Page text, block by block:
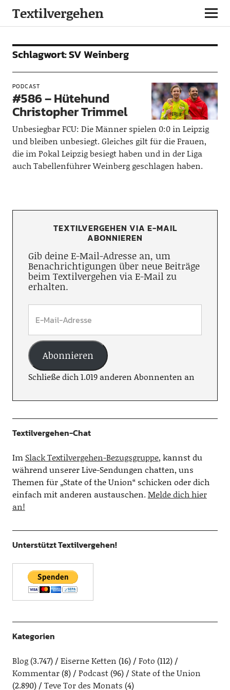
Textilvergehen
Schlagwort:SV Weinberg
PODCAST
#586 – Hütehund
Christopher Trimmel
Unbesiegbar FCU: Die Männer spielen 0:0 in Leipzig
und bleiben unbesiegt. Gleiches gilt für die Frauen,
die im Pokal Leipzig besiegt haben und in der Liga
auch Tabellenführer Weinberg geschlagen haben.
TEXTILVERGEHEN VIA E-MAIL
ABONNIEREN
Gib deine E-Mail-Adresse an, um
Benachrichtigungen über neue Beiträge
beim Textilvergehen via E-Mail zu
erhalten.
Abonnieren
Schließe dich 1.019 anderen Abonnenten an
Textilvergehen-Chat
Im Slack Textilvergehen-Bezugsgruppe, kannst du
während unserer Live-Sendungen chatten, uns
Themen für „State of the Union“ schicken oder dich
einfach mit anderen austauschen.Melde dich hier
an!
Unterstützt Textilvergehen!
Kategorien
Blog(3.747) Eiserne Ketten (16) Foto (112)
Kommentar(8) Podcast(96)
State of the Union
(2.890)
Teve Tor des Monats (4)